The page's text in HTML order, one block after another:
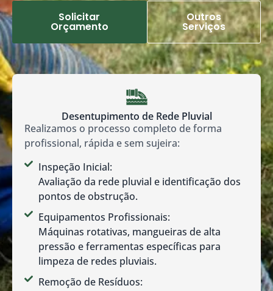
Solicitar
Orçamento
Outros
Serviços
Desentupimento de Rede Pluvial
Realizamos o processo completo de forma
profissional, rápida e sem sujeira:
Inspeção Inicial:
Avaliação da rede pluvial e identificação dos
pontos de obstrução.
Equipamentos Profissionais:
Máquinas rotativas, mangueiras de alta
pressão e ferramentas específicas para
limpeza de redes pluviais.
Remoção de Resíduos: